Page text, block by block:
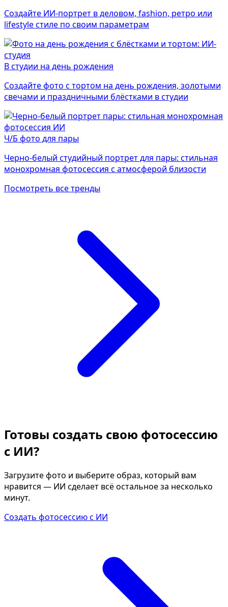
Создайте ИИ-портрет в деловом, fashion, ретро или
lifestyle стиле по своим параметрам
В студии на день рождения
Создайте фото с тортом на день рождения, золотыми
свечами и праздничными блёстками в студии
Ч/Б фото для пары
Черно-белый студийный портрет для пары: стильная
монохромная фотосессия с атмосферой близости
Посмотреть все тренды
Готовы создать свою фотосессию
с ИИ?
Загрузите фото и выберите образ, который вам
нравится — ИИ сделает всё остальное за несколько
минут.
Создать фотосессию с ИИ